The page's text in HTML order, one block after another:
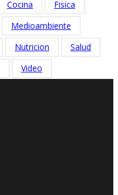
Cocina
Fisica
Medioambiente
Nutricion
Salud
Video